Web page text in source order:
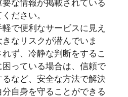
な情報が掲載されている
ださい。
で便利なサービスに見え
なリスクが潜んでいま
ず、冷静な判断をするこ
っている場合は、信頼で
など、安全な方法で解決
自身を守ることができる